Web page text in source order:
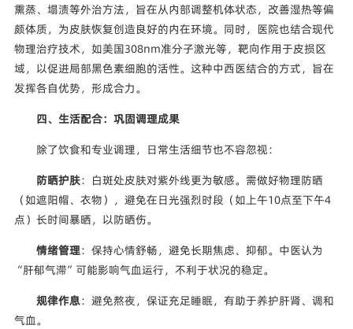
熏蒸、塌渍等外治方法，旨在从内部调整机体状态，改善湿热等偏
颇体质，为皮肤恢复创造良好的内在环境。同时，医院也结合现代
物理治疗技术，如美国308nm准分子激光等，靶向作用于皮损区
域，以促进局部黑色素细胞的活性。这种中西医结合的方式，旨在
发挥各自优势，形成合力。
四、生活配合：巩固调理成果
除了饮食和专业调理，日常生活细节也不容忽视：
防晒护肤：白斑处皮肤对紫外线更为敏感。需做好物理防晒
（如遮阳帽、衣物），避免在日光强烈时段（如上午10点至下午4
点）长时间暴晒，以防晒伤。
情绪管理：保持心情舒畅，避免长期焦虑、抑郁。中医认为
“肝郁气滞”可能影响气血运行，不利于状况的稳定。
规律作息：避免熬夜，保证充足睡眠，有助于养护肝肾、调和
气血。